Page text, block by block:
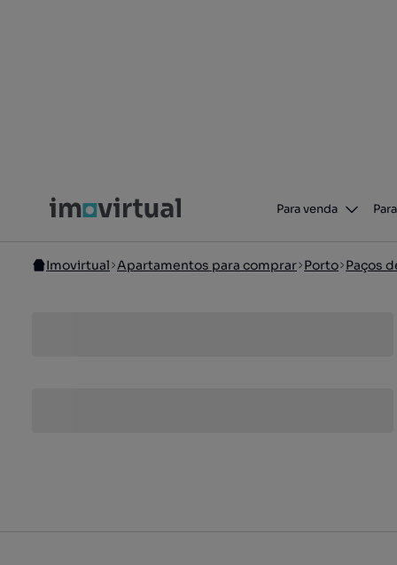
Para venda
Imovirtual Apartamentos para comprar Porto Paços